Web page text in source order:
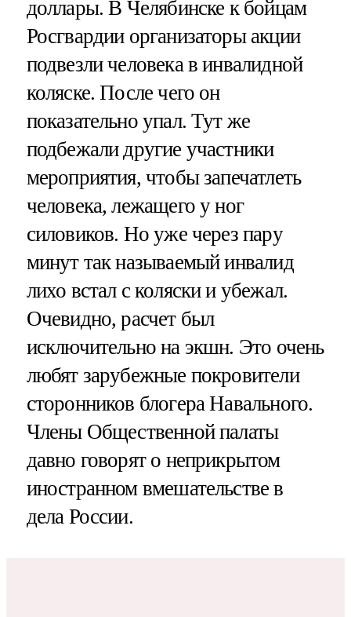
доллары. В Челябинске к бойцам
Росгвардии организаторы акции
подвезли человека в инвалидной
коляске. После чего он
показательно упал. Тут же
подбежали другие участники
мероприятия, чтобы запечатлеть
человека, лежащего у ног
силовиков. Но уже через пару
минут так называемый инвалид
лихо встал с коляски и убежал.
Очевидно, расчет был
исключительно на экшн. Это очень
любят зарубежные покровители
сторонников блогера Навального.
Члены Общественной палаты
давно говорят о неприкрытом
иностранном вмешательстве в
дела России.